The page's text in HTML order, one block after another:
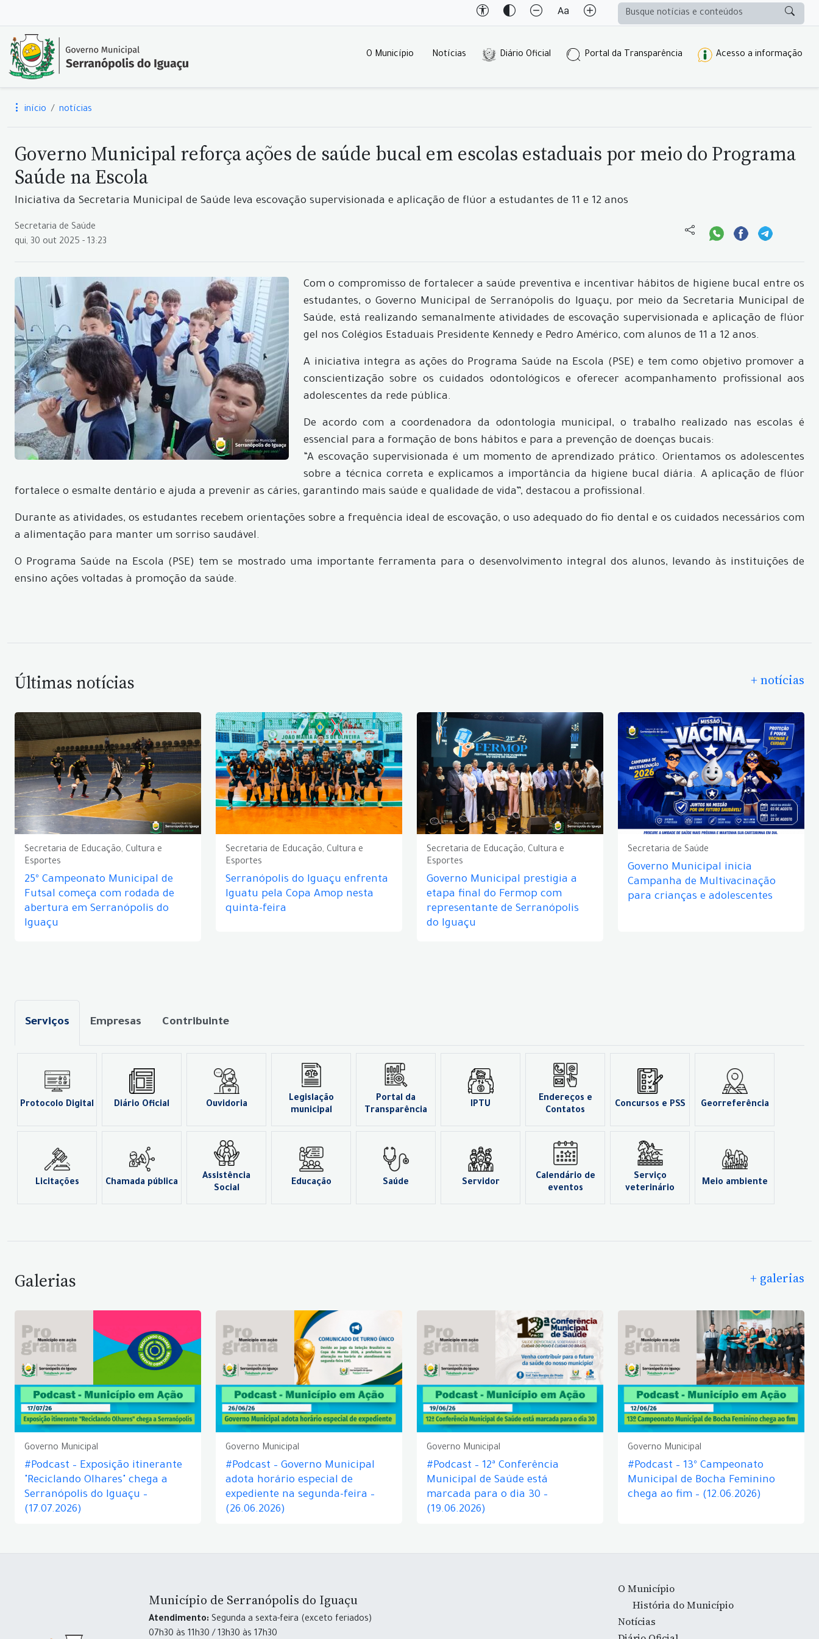
O Município Notícias Diário Oficial Portal da Transparência Acesso a informação
início notícias
Governo Municipal reforça ações de saúde bucal em escolas estaduais por meio do Programa
Saúde na Escola
Iniciativa da Secretaria Municipal de Saúde leva escovação supervisionada e aplicação de flúor a estudantes de 11 e 12 anos
Secretaria de Saúde
qui, 30 out 2025 - 13:23
Com o compromisso de fortalecer a saúde preventiva e incentivar hábitos de higiene bucal entre os
estudantes, o Governo Municipal de Serranópolis do Iguaçu, por meio da Secretaria Municipal de
Saúde, está realizando semanalmente atividades de escovação supervisionada e aplicação de flúor
gel nos Colégios Estaduais Presidente Kennedy e Pedro Américo, com alunos de 11 a 12 anos.
A iniciativa integra as ações do Programa Saúde na Escola (PSE) e tem como objetivo promover a
conscientização sobre os cuidados odontológicos e oferecer acompanhamento profissional aos
adolescentes da rede pública.
De acordo com a coordenadora da odontologia municipal, o trabalho realizado nas escolas é
essencial para a formação de bons hábitos e para a prevenção de doenças bucais:
“A escovação supervisionada é um momento de aprendizado prático. Orientamos os adolescentes
sobre a técnica correta e explicamos a importância da higiene bucal diária. A aplicação de flúor
fortalece o esmalte dentário e ajuda a prevenir as cáries, garantindo mais saúde e qualidade de vida”, destacou a profissional.
Durante as atividades, os estudantes recebem orientações sobre a frequência ideal de escovação, o uso adequado do fio dental e os cuidados necessários com
a alimentação para manter um sorriso saudável.
O Programa Saúde na Escola (PSE) tem se mostrado uma importante ferramenta para o desenvolvimento integral dos alunos, levando às instituições de
ensino ações voltadas à promoção da saúde.
Últimas notícias + notícias
Secretaria de Educação, Cultura e
Esportes
25º Campeonato Municipal de
Futsal começa com rodada de
abertura em Serranópolis do
Iguaçu
Secretaria de Educação, Cultura e
Esportes
Serranópolis do Iguaçu enfrenta
Iguatu pela Copa Amop nesta
quinta-feira
Secretaria de Educação, Cultura e
Esportes
Governo Municipal prestigia a
etapa final do Fermop com
representante de Serranópolis
do Iguaçu
Secretaria de Saúde
Governo Municipal inicia
Campanha de Multivacinação
para crianças e adolescentes
Serviços Empresas Contribuinte
Protocolo Digital Diário Oficial Ouvidoria
Legislação
municipal
Portal da
Transparência
IPTU
Endereços e
Contatos
Concursos e PSS Georreferência
Licitações Chamada pública
Assistência
Social
Educação Saúde Servidor
Calendário de
eventos
Serviço
veterinário
Meio ambiente
Galerias + galerias
Governo Municipal
#Podcast – Exposição itinerante
"Reciclando Olhares" chega a
Serranópolis do Iguaçu –
(17.07.2026)
Governo Municipal
#Podcast – Governo Municipal
adota horário especial de
expediente na segunda-feira –
(26.06.2026)
Governo Municipal
#Podcast – 12ª Conferência
Municipal de Saúde está
marcada para o dia 30 –
(19.06.2026)
Governo Municipal
#Podcast – 13º Campeonato
Municipal de Bocha Feminino
chega ao fim – (12.06.2026)
Município de Serranópolis do Iguaçu
Atendimento: Segunda a sexta-feira (exceto feriados)
07h30 às 11h30 / 13h30 às 17h30
O Município
História do Município
Notícias